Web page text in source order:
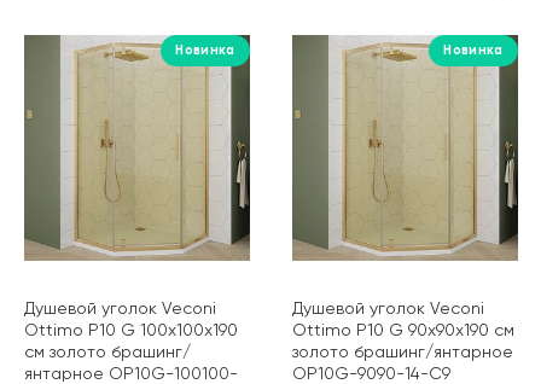
Новинка
Душевой уголок Veconi
Ottimo P10 G 100х100х190
см золото брашинг/
янтарное OP10G-100100-
Новинка
Душевой уголок Veconi
Ottimo P10 G 90х90х190 см
золото брашинг/янтарное
OP10G-9090-14-C9